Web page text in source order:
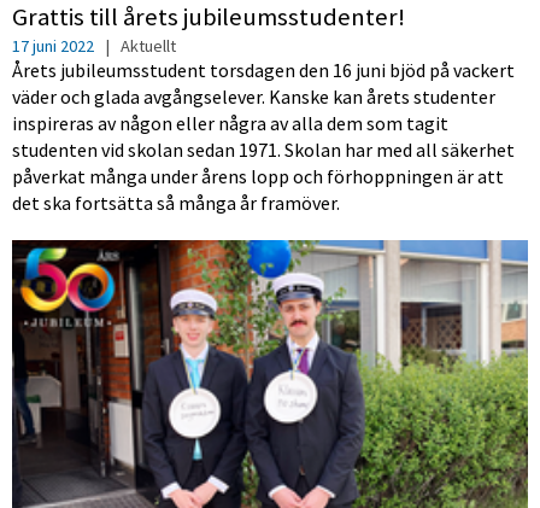
Grattis till årets jubileumsstudenter!
17 juni 2022 | Aktuellt
Årets jubileumsstudent torsdagen den 16 juni bjöd på vackert
väder och glada avgångselever. Kanske kan årets studenter
inspireras av någon eller några av alla dem som tagit
studenten vid skolan sedan 1971. Skolan har med all säkerhet
påverkat många under årens lopp och förhoppningen är att
det ska fortsätta så många år framöver.